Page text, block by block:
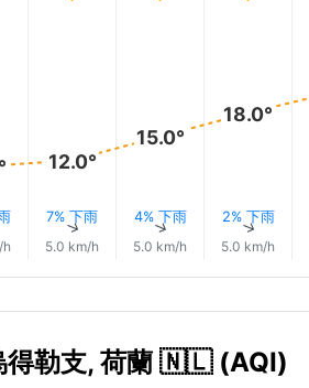
h
12.0°
7% 下雨
↑
5.0 km/h
15.0°
4% 下雨
↑
5.0 km/h
18.0°
2% 下雨
↑
5.0 km/h
得勒支, 荷蘭 🇳🇱 (AQI)